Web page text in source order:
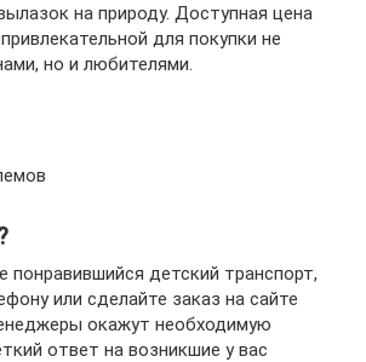
на природу. Доступная цена
для покупки не
но и любителями.
понравившийся детский транспорт,
или сделайте заказ на сайте
окажут необходимую
ответ на возникшие у вас